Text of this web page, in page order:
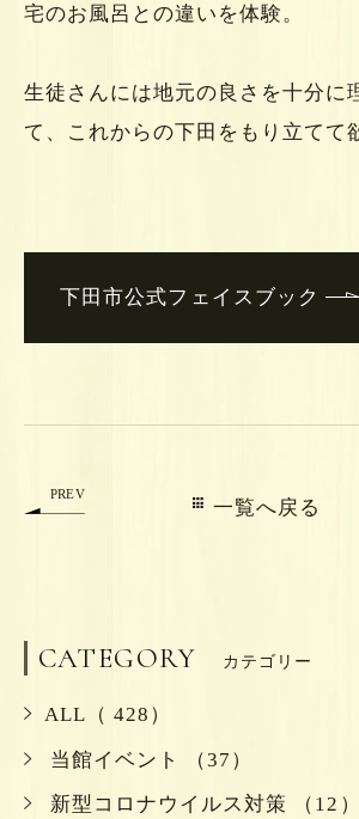
宅のお風呂との違いを体験。
生徒さんには地元の良さを十分に
て、これからの下田をもり立てて
下田市公式フェイスブック
PREV
一覧へ戻る
CATEGORY カテゴリー
ALL（ 428）
当館イベント （37）
新型コロナウイルス対策 （12）